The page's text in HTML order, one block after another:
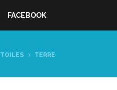
FACEBOOK
TOILES TERRE